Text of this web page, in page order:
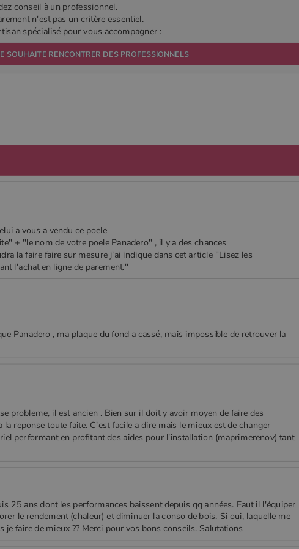
conseil à un professionnel.
n'est pas un critère essentiel.
spécialisé pour vous accompagner :
SOUHAITE RENCONTRER DES PROFESSIONNELS
a vous a vendu ce poele
+ "le nom de votre poele Panadero" , il y a des chances
la faire faire sur mesure j'ai indique dans cet article "Lisez les
l'achat en ligne de parement."
Panadero , ma plaque du fond a cassé, mais impossible de retrouver la
probleme, il est ancien . Bien sur il doit y avoir moyen de faire des
reponse toute faite. C'est facile a dire mais le mieux est de changer
performant en profitant des aides pour l'installation (maprimerenov) tant
25 ans dont les performances baissent depuis qq années. Faut il l'équiper
le rendement (chaleur) et diminuer la conso de bois. Si oui, laquelle me
je faire de mieux ?? Merci pour vos bons conseils. Salutations